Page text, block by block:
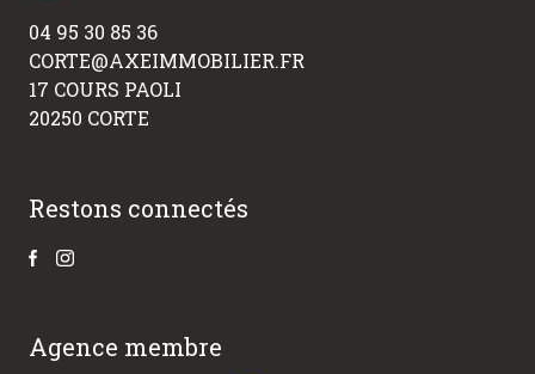
04 95 30 85 36
CORTE@AXEIMMOBILIER.FR
17 COURS PAOLI
20250 CORTE
Restons connectés
Agence membre